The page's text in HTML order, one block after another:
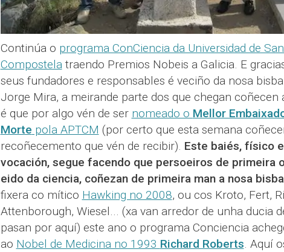
Continúa o programa ConCiencia da Universidad de
Compostelatraendo Premios Nobeis a Galicia. E
seus fundadores e responsables é veciño da nosa
Jorge Mira, a meirande parte dos que chegan coñecen
é que por algo vén de ser nomeado o Mellor
Morte pola APTCM (por certo que esta semana
recoñecemento que vén de recibir). Este baiés, físico
vocación, segue facendo que persoeiros de primeira
eido da ciencia, coñezan de primeira man a nosa
fixera co mítico Hawking no 2008, ou cos Kroto, Fert,
Attenborough, Wiesel... (xa van arredor de unha ducia
pasan por aquí) este ano o programa Conciencia
ao Nobel de Medicina no 1993 Richard Roberts. Aquí